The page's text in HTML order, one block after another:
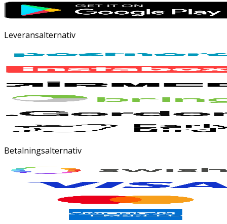
Leveransalternativ
Betalningsalternativ